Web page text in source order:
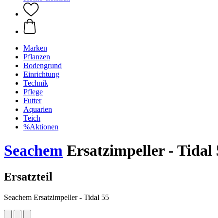
Marken
Pflanzen
Bodengrund
Einrichtung
Technik
Pflege
Futter
Aquarien
Teich
%Aktionen
Seachem Ersatzimpeller - Tidal
Ersatzteil
Seachem Ersatzimpeller - Tidal 55